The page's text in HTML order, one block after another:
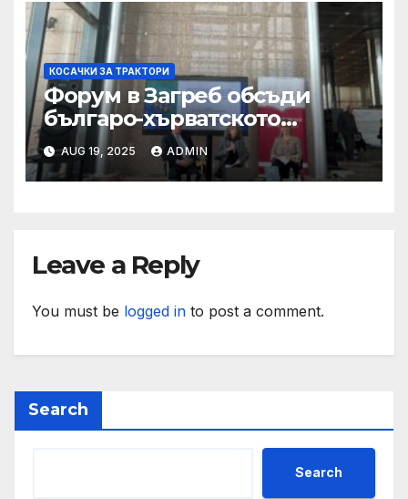
КОСАЧКИ ЗА ТРАКТОРИ
Форум в Загреб обсъди
българо-хърватското
сътрудничество
AUG 19, 2025 ADMIN
Leave a Reply
You must be logged in to post a comment.
Search
Search